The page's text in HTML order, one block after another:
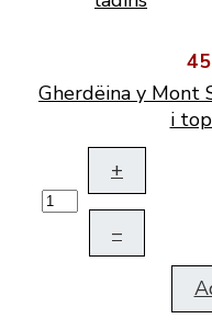
Gherdëina y Mont
i
+
–